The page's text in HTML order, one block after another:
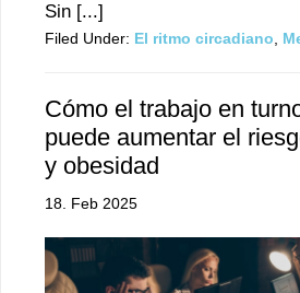
Sin [...]
Filed Under: El ritmo circadiano,
Cómo el trabajo en
puede aumentar el
y obesidad
18. Feb 2025